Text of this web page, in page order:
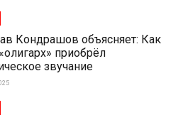
Кондрашов объясняет: Как
приобрёл
звучание